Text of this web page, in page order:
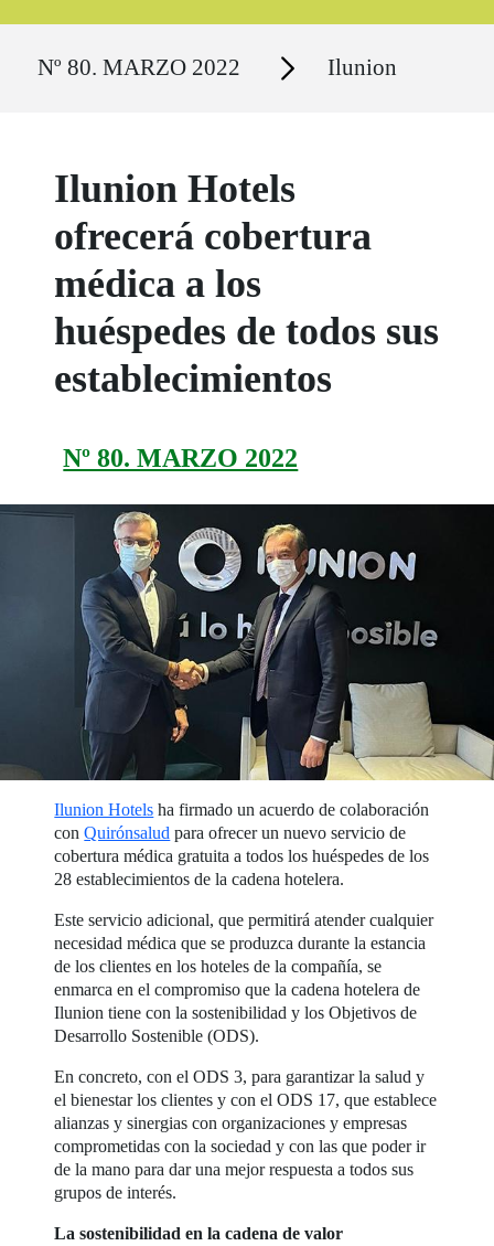
Nº 80. MARZO 2022 Secciones Ilunion
Ilunion Hotels
ofrecerá cobertura
médica a los
huéspedes de todos sus
establecimientos
Nº 80. MARZO 2022
Ilunion Hotels ha firmado un acuerdo de colaboración
conQuirónsalud para ofrecer un nuevo servicio de
cobertura médica gratuita a todos los huéspedes de los
28 establecimientos de la cadena hotelera.
Este servicio adicional, que permitirá atender cualquier
necesidad médica que se produzca durante la estancia
de los clientes en los hoteles de la compañía, se
enmarca en el compromiso que la cadena hotelera de
Ilunion tiene con la sostenibilidad y los Objetivos de
Desarrollo Sostenible (ODS).
En concreto, con el ODS 3, para garantizar la salud y
el bienestar los clientes y con el ODS 17, que establece
alianzas y sinergias con organizaciones y empresas
comprometidas con la sociedad y con las que poder ir
de la mano para dar una mejor respuesta a todos sus
grupos de interés.
La sostenibilidad en la cadena de valor